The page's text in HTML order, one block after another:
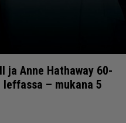
ja Anne Hathaway 60-
– mukana 5